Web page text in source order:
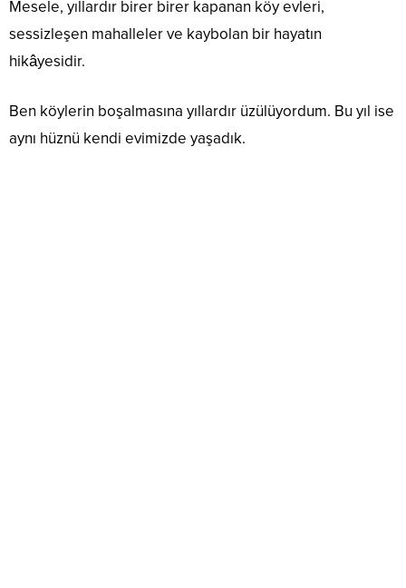
Mesele, yıllardır birer birer kapanan köy evleri,
sessizleşen mahalleler ve kaybolan bir hayatın
hikâyesidir.
Ben köylerin boşalmasına yıllardır üzülüyordum. Bu yıl ise
aynı hüznü kendi evimizde yaşadık.